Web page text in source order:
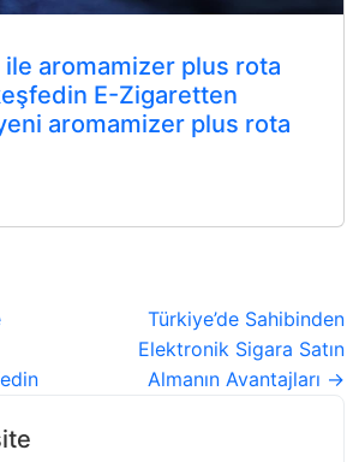
aromamizer plus rota
E-Zigaretten
aromamizer plus rota
Türkiye’de Sahibinden
Elektronik Sigara Satın
Almanın Avantajları →